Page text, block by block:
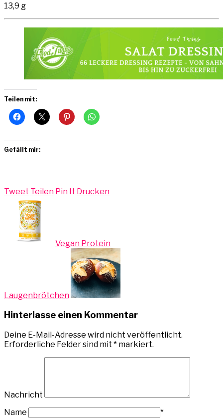
13,9 g
Teilen mit:
Gefällt mir:
Tweet Teilen Pin It Drucken
Vegan Protein
Laugenbrötchen
Hinterlasse einen Kommentar
Deine E-Mail-Adresse wird nicht veröffentlicht.
Erforderliche Felder sind mit * markiert.
Nachricht
Name
*